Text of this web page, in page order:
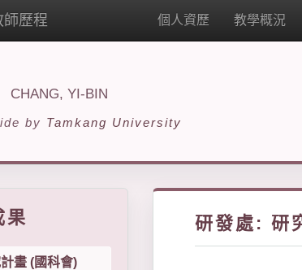
師歷程 個人資歷 教學概況
CHANG, YI-BIN
by Tamkang University
果
畫 (國科會)
研發處: 研